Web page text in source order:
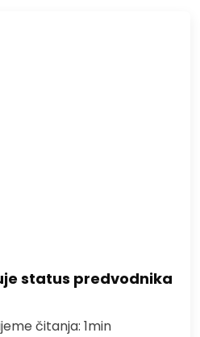
status predvodnika
čitanja: 1min